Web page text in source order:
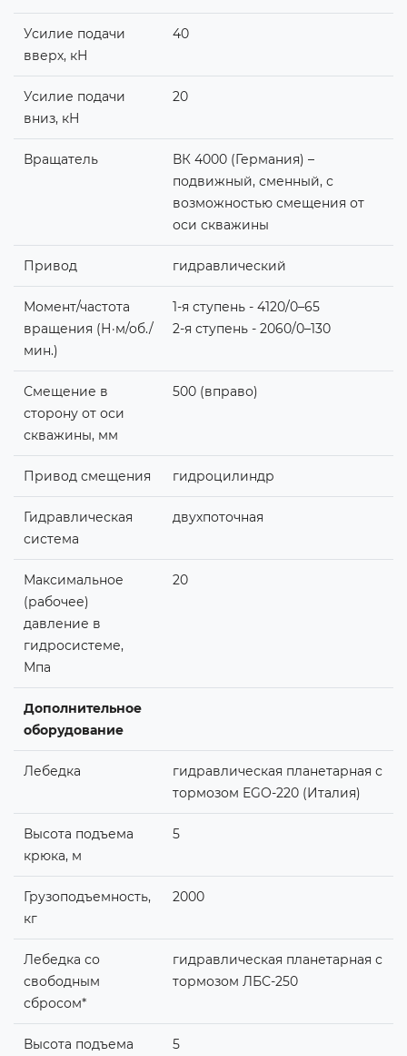
Усилие подачи
вверх, кН
40
Усилие подачи
вниз, кН
20
Вращатель
ВК 4000 (Германия) –
подвижный, сменный, с
возможностью смещения от
оси скважины
Привод гидравлический
Момент/частота
вращения (Н·м/об./
мин.)
1-я ступень - 4120/0–65
2-я ступень - 2060/0–130
Смещение в
сторону от оси
скважины, мм
500 (вправо)
Привод смещения гидроцилиндр
Гидравлическая
система
двухпоточная
Максимальное
(рабочее)
давление в
гидросистеме,
Мпа
20
Дополнительное
оборудование
Лебедка
гидравлическая планетарная с
тормозом EGO-220 (Италия)
Высота подъема
крюка, м
5
Грузоподъемность,
кг
2000
Лебедка со
свободным
сбросом*
гидравлическая планетарная с
тормозом ЛБС-250
Высота подъема
5